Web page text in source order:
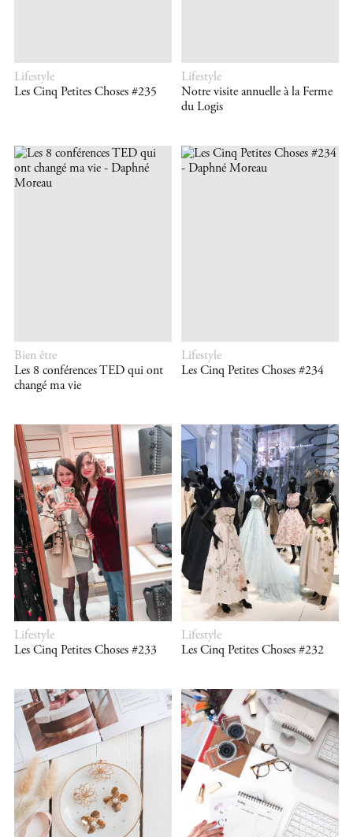
Lifestyle
Les Cinq Petites Choses #235
Lifestyle
Notre visite annuelle à la Ferme
du Logis
Bien être
Les 8 conférences TED qui ont
changé ma vie
Lifestyle
Les Cinq Petites Choses #234
Lifestyle
Les Cinq Petites Choses #233
Lifestyle
Les Cinq Petites Choses #232